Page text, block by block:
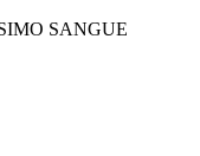
SANGUE